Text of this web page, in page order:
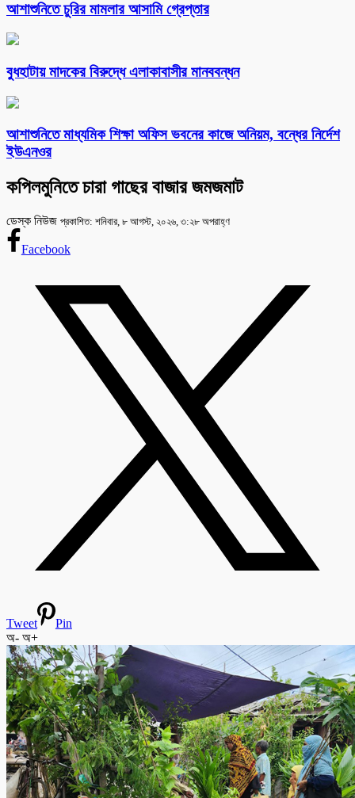
আশাশুনিতে চুরির মামলার আসামি গ্রেপ্তার
বুধহাটায় মাদকের বিরুদ্ধে এলাকাবাসীর মানববন্ধন
আশাশুনিতে মাধ্যমিক শিক্ষা অফিস ভবনের কাজে অনিয়ম, বন্ধের নির্দেশ
ইউএনওর
কপিলমুনিতে চারা গাছের বাজার জমজমাট
ডেস্ক নিউজ প্রকাশিত: শনিবার, ৮ আগস্ট, ২০২৬, ৩:২৮ অপরাহ্ণ
Facebook
Tweet
Pin
অ- অ+